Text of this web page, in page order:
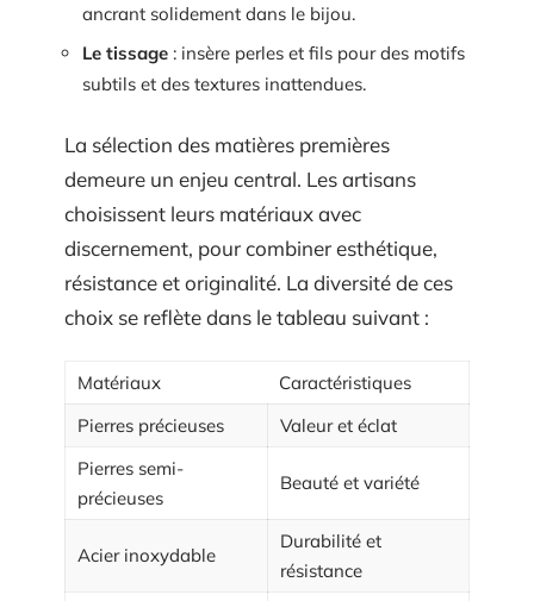
ancrant solidement dans le bijou.
Le tissage : insère perles et fils pour des motifs
subtils et des textures inattendues.
La sélection des matières premières
demeure un enjeu central. Les artisans
choisissent leurs matériaux avec
discernement, pour combiner esthétique,
résistance et originalité. La diversité de ces
choix se reflète dans le tableau suivant :
Matériaux
Caractéristiques
Pierres précieuses
Valeur et éclat
Pierres semi-
précieuses
Beauté et variété
Acier inoxydable
Durabilité et
résistance